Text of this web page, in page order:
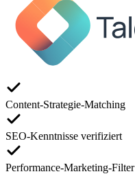
Content-Strategie-Matching
SEO-Kenntnisse verifiziert
Performance-Marketing-Filter